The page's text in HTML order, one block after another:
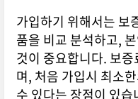
가입하기 위해서는 보
품을 비교 분석하고,
것이 중요합니다. 보
며, 처음 가입시 최소
수 있다는 장점이 있습